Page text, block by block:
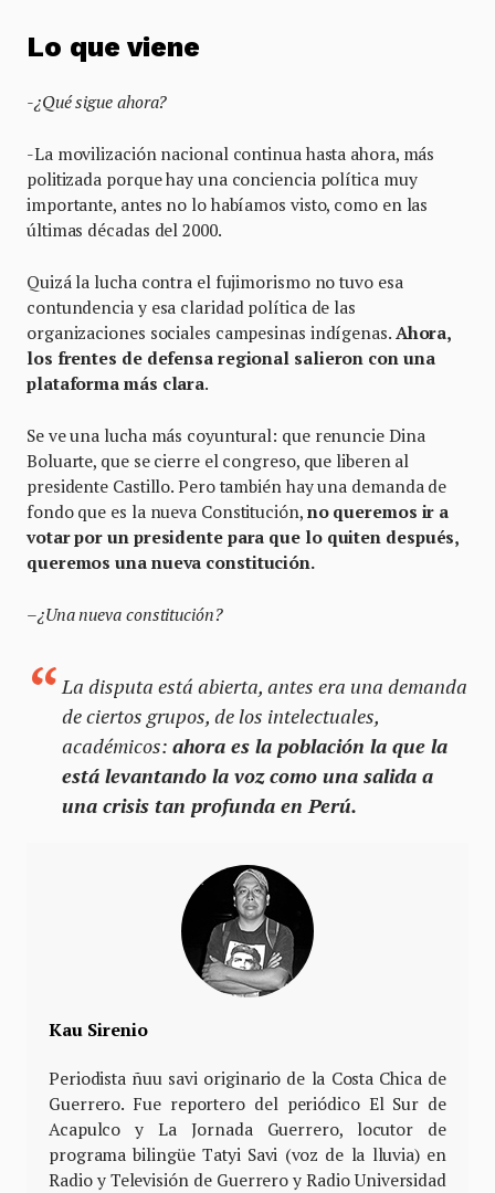
Lo que viene
-¿Qué sigue ahora?
-La movilización nacional continua hasta ahora, más
politizada porque hay una conciencia política muy
importante, antes no lo habíamos visto, como en las
últimas décadas del 2000.
Quizá la lucha contra el fujimorismo no tuvo esa
contundencia y esa claridad política de las
organizaciones sociales campesinas indígenas. Ahora,
los frentes de defensa regional salieron con una
plataforma más clara.
Se ve una lucha más coyuntural: que renuncie Dina
Boluarte, que se cierre el congreso, que liberen al
presidente Castillo. Pero también hay una demanda de
fondo que es la nueva Constitución, no queremos ir a
votar por un presidente para que lo quiten después,
queremos una nueva constitución.
–¿Una nueva constitución?
La disputa está abierta, antes era una demanda
de ciertos grupos, de los intelectuales,
académicos: ahora es la población la que la
está levantando la voz como una salida a
una crisis tan profunda en Perú.
Kau Sirenio
Periodista ñuu savi originario de la Costa Chica de
Guerrero. Fue reportero del periódico El Sur de
Acapulco y La Jornada Guerrero, locutor de
programa bilingüe Tatyi Savi (voz de la lluvia) en
Radio y Televisión de Guerrero y Radio Universidad